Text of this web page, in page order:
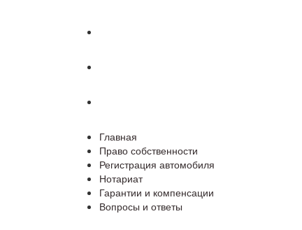
Главная
Право собственности
Регистрация автомобиля
Нотариат
Гарантии и компенсации
Вопросы и ответы